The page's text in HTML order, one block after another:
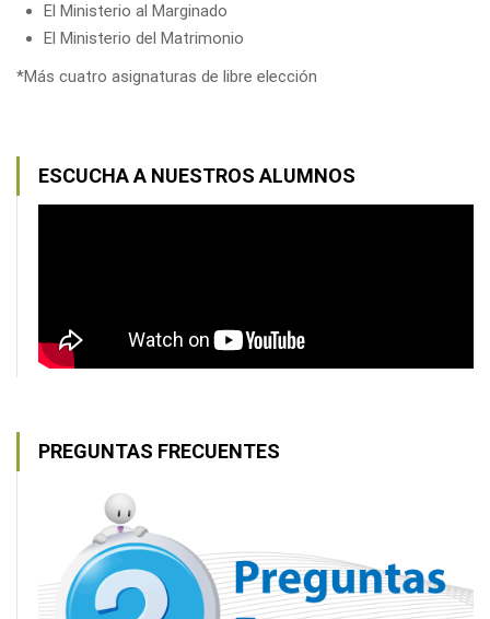
El Ministerio al Marginado
El Ministerio del Matrimonio
*Más cuatro asignaturas de libre elección
ESCUCHA A NUESTROS ALUMNOS
PREGUNTAS FRECUENTES